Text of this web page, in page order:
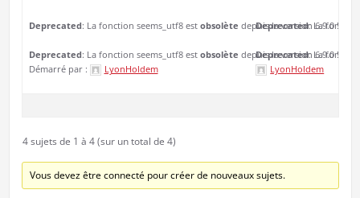
Deprecated: La fonction seems_utf8 est obsolète depuis la version 6.9.0 !
Deprecated: La fonction seems_utf8 est obsolète depuis la version 6.9.0 !
Démarré par :
LyonHoldem
Deprecated: La
Deprecated: La
LyonHoldem
4 sujets de 1 à 4 (sur un total de 4)
Vous devez être connecté pour créer de nouveaux sujets.